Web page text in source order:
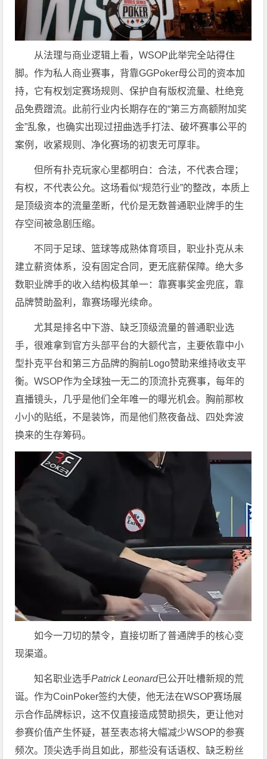
从法理与商业逻辑上看，WSOP此举完全站得住
脚。作为私人商业赛事，背靠GGPoker母公司的资本加
持，它有权划定赛场规则、保护自有版权流量、杜绝竞
品免费蹭流。此前行业内长期存在的“第三方高额附加奖
金”乱象，也确实出现过扭曲选手打法、破坏赛事公平的
案例，收紧规则、净化赛场的初衷无可厚非。
但所有扑克玩家心里都明白：合法，不代表合理；
有权，不代表公允。这场看似“规范行业”的整改，本质上
是顶级资本的流量垄断，代价是无数普通职业牌手的生
存空间被急剧压缩。
不同于足球、篮球等成熟体育项目，职业扑克从未
建立薪资体系，没有固定合同，更无底薪保障。绝大多
数职业牌手的收入结构极其单一：靠赛事奖金兜底，靠
品牌赞助盈利，靠赛场曝光续命。
尤其是排名中下游、缺乏顶级流量的普通职业选
手，很难拿到官方头部平台的大额代言，主要依靠中小
型扑克平台和第三方品牌的胸前Logo赞助来维持收支平
衡。WSOP作为全球独一无二的顶流扑克赛事，每年的
直播镜头，几乎是他们全年唯一的曝光机会。胸前那枚
小小的贴纸，不是装饰，而是他们熬夜备战、四处奔波
换来的生存筹码。
如今一刀切的禁令，直接切断了普通牌手的核心变
现渠道。
知名职业选手Patrick Leonard已公开吐槽新规的荒
诞。作为CoinPoker签约大使，他无法在WSOP赛场展
示合作品牌标识，这不仅直接造成赞助损失，更让他对
参赛价值产生怀疑，甚至表态将大幅减少WSOP的参赛
频次。顶尖选手尚且如此，那些没有话语权、缺乏粉丝